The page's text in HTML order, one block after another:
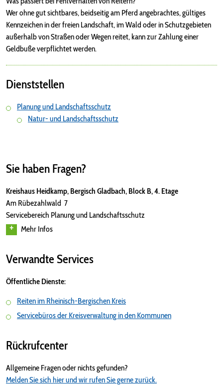
Wer ohne gut sichtbares, beidseitig am Pferd angebrachtes, gültiges
Kennzeichen in der freien Landschaft, im Wald oder in Schutzgebieten
außerhalb von Straßen oder Wegen reitet, kann zur Zahlung einer
Geldbuße verpflichtet werden.
Dienststellen
Planung und Landschaftsschutz
Natur- und Landschaftsschutz
Sie haben Fragen?
Kreishaus Heidkamp, Bergisch Gladbach, Block B, 4. Etage
Am Rübezahlwald 7
Servicebereich Planung und Landschaftsschutz
Mehr Infos
Verwandte Services
Öffentliche Dienste:
Reiten im Rheinisch-Bergischen Kreis
Servicebüros der Kreisverwaltung in den Kommunen
Rückrufcenter
Allgemeine Fragen oder nichts gefunden?
Melden Sie sich hier und wir rufen Sie gerne zurück.